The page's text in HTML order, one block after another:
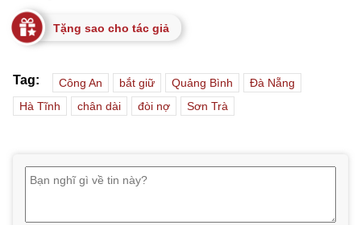
Tặng sao cho tác giả
Tag: Công An bắt giữ Quảng Bình
Đà Nẵng
Hà Tĩnh
chân dài đòi nợ Sơn Trà